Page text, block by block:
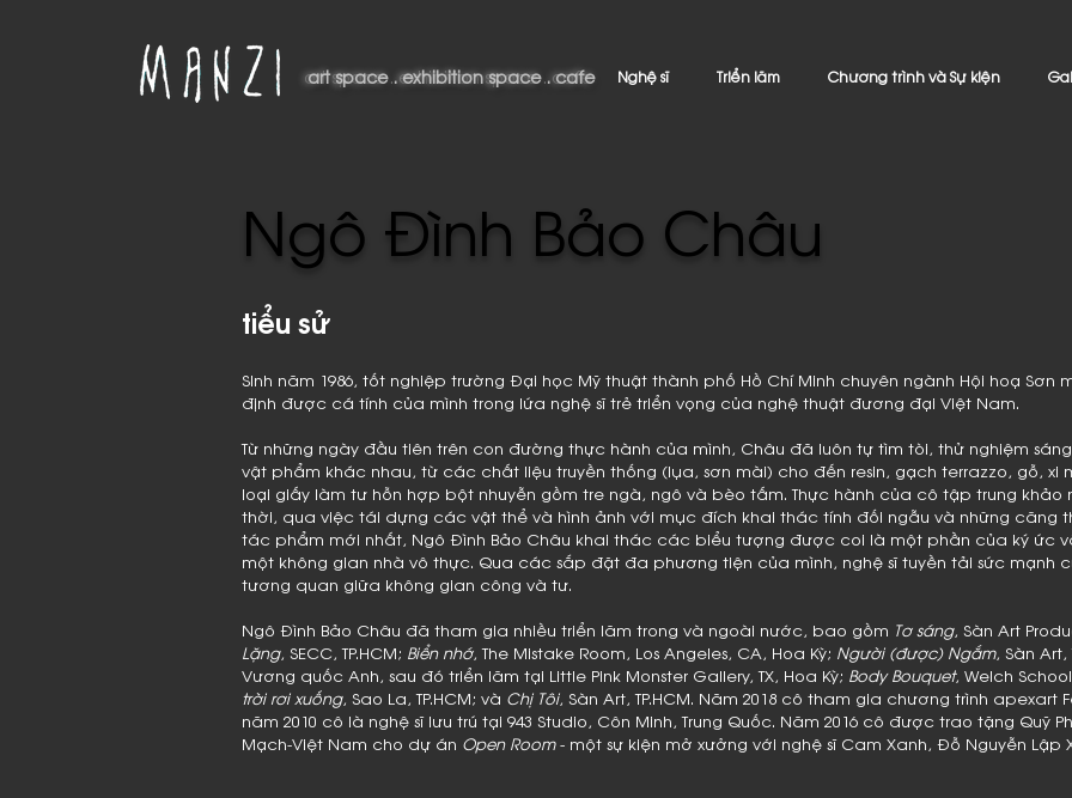
Nghệ sĩ Triển lãm Chương trình và Sự kiện
art space . exhibition space . cafe
art space . exhibition space . cafe
Ngô Đình Bảo Châu
tiểu sử
SInh năm 1986, tốt nghiệp trường Đại học Mỹ thuật thành phố Hồ Chí Minh chuyên ngành Hội hoạ Sơn
định được cá tính của mình trong lứa nghệ sĩ trẻ triển vọng của nghệ thuật đương đại Việt Nam.
Từ những ngày đầu tiên trên con đường thực hành của mình, Châu đã luôn tự tìm tòi, thử nghiệm
vật phẩm khác nhau, từ các chất liệu truyền thống (lụa, sơn mài) cho đến resin, gạch terrazzo, gỗ,
loại giấy làm tư hỗn hợp bột nhuyễn gồm tre ngà, ngô và bèo tấm. Thực hành của cô tập trung khảo
thời, qua việc tái dựng các vật thể và hình ảnh với mục đích khai thác tính đối ngẫu và những căng
tác phẩm mới nhất, Ngô Đình Bảo Châu khai thác các biểu tượng được coi là một phần của ký ức
một không gian nhà vô thực. Qua các sắp đặt đa phương tiện của mình, nghệ sĩ tuyền tải sức mạnh
tương quan giữa không gian công và tư.
Ngô Đình Bảo Châu đã tham gia nhiều triển lãm trong và ngoài nước, bao gồm Tơ sáng, Sàn Art
Lặng, SECC, TP.HCM; Biển nhớ, The Mistake Room, Los Angeles, CA, Hoa Kỳ; Người (được) Ngắm, Sàn Art,
Vương quốc Anh, sau đó triển lãm tại Little Pink Monster Gallery, TX, Hoa Kỳ; Body Bouquet, Welch
trời rơi xuống, Sao La, TP.HCM; và Chị Tôi, Sàn Art, TP.HCM. Năm 2018 cô tham gia chương trình apexart
năm 2010 cô là nghệ sĩ lưu trú tại 943 Studio, Côn Minh, Trung Quốc. Năm 2016 cô được trao tặng Quỹ
Mạch-Việt Nam cho dự án Open Room- một sự kiện mở xưởng với nghệ sĩ Cam Xanh, Đỗ Nguyễn Lập